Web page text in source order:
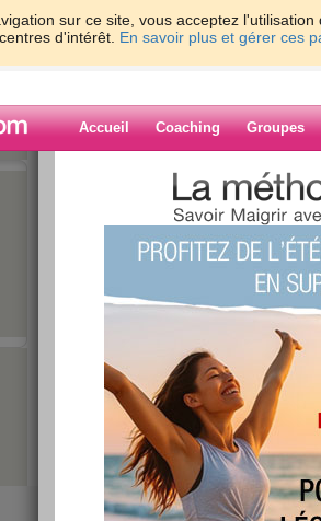
sur ce site, vous acceptez
d'intérêt. En savoir plus et gérer ces
Accueil Coaching Groupes
>
>
BIEN REPRENDRE LE COLIER ..... ME
Blog de
BONJOUR MES
IL FAUT BIEN
COLIER ..... ME
publié le 07/09/2009 à 12:18